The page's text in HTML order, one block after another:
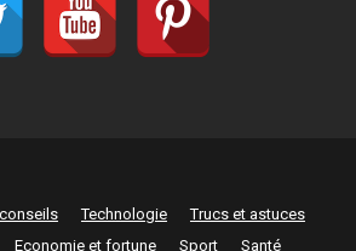
Technologie
Trucs et astuces
Economie et fortune Sport Santé